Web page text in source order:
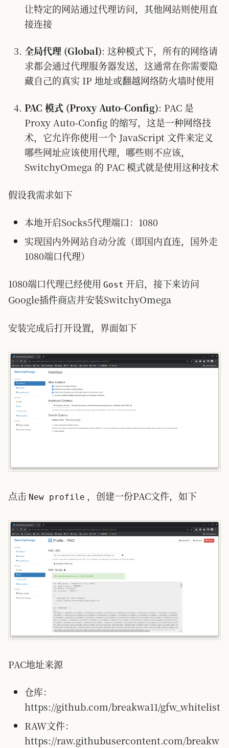
让特定的网站通过代理访问，其他网站则使用直
接连接
全局代理 (Global): 这种模式下，所有的网络请
求都会通过代理服务器发送，这通常在你需要隐
藏自己的真实 IP 地址或翻越网络防火墙时使用
PAC 模式 (Proxy Auto-Config): PAC 是
Proxy Auto-Config 的缩写，这是一种网络技
术，它允许你使用一个 JavaScript 文件来定义
哪些网址应该使用代理，哪些则不应该，
SwitchyOmega 的 PAC 模式就是使用这种技术
假设我需求如下
本地开启Socks5代理端口：1080
实现国内外网站自动分流（即国内直连，国外走
1080端口代理）
1080端口代理已经使用 Gost 开启，接下来访问
Google插件商店并安装SwitchyOmega
安装完成后打开设置，界面如下
点击 New profile ，创建一份PAC文件，如下
PAC地址来源
仓库：
https://github.com/breakwa11/gfw_whitelist
RAW文件：
https://raw.githubusercontent.com/breakw